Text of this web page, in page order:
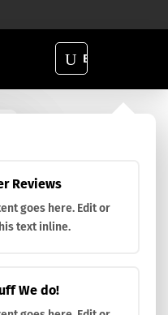
U Buscar
Reviews
goes here. Edit or
text inline.
We do!